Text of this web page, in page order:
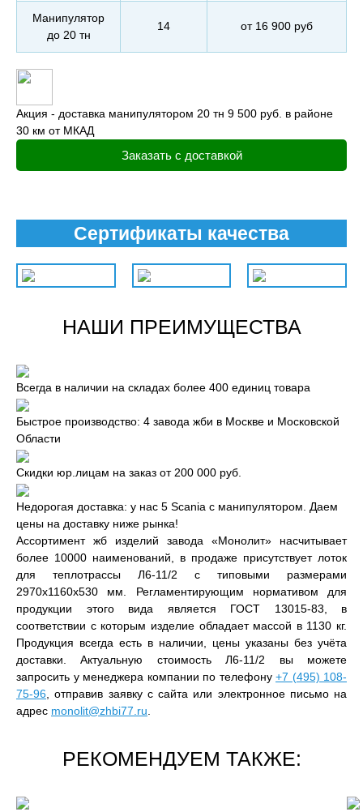
Манипулятор
до 20 тн
14 от 16 900 руб
Акция - доставка манипулятором 20 тн 9 500 руб. в районе
30 км от МКАД
Заказать с доставкой
Сертификаты качества
НАШИ ПРЕИМУЩЕСТВА
Всегда в наличии на складах более 400 единиц товара
Быстрое производство: 4 завода жби в Москве и Московской
Области
Скидки юр.лицам на заказ от 200 000 руб.
Недорогая доставка: у нас 5 Scania с манипулятором. Даем
цены на доставку ниже рынка!
Ассортимент жб изделий завода «Монолит» насчитывает
более 10000 наименований, в продаже присутствует лоток
для теплотрассы Л6-11/2 с типовыми размерами
2970x1160x530 мм. Регламентирующим нормативом для
продукции этого вида является ГОСТ 13015-83, в
соответствии с которым изделие обладает массой в 1130 кг.
Продукция всегда есть в наличии, цены указаны без учёта
доставки. Актуальную стоимость Л6-11/2 вы можете
запросить у менеджера компании по телефону +7 (495) 108-
75-96 , отправив заявку с сайта или электронное письмо на
адрес monolit@zhbi77.ru
РЕКОМЕНДУЕМ ТАКЖЕ: